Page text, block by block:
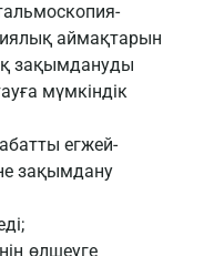
аймақтарын
зақымдануды
мүмкіндік
егжей-
зақымдану
өлшеуге